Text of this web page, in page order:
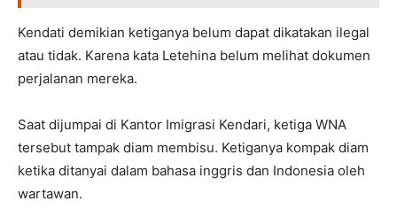
Kendati demikian ketiganya belum dapat dikatakan ilegal
atau tidak. Karena kata Letehina belum melihat dokumen
perjalanan mereka.
Saat dijumpai di Kantor Imigrasi Kendari, ketiga WNA
tersebut tampak diam membisu. Ketiganya kompak diam
ketika ditanyai dalam bahasa inggris dan Indonesia oleh
wartawan.